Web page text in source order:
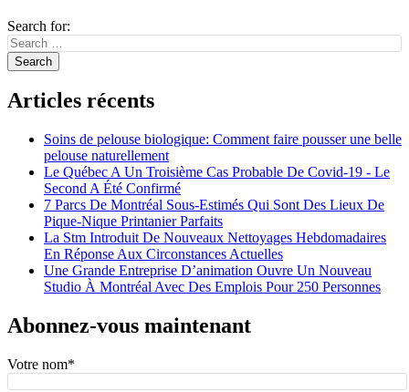
Search for:
Articles récents
Soins de pelouse biologique: Comment faire pousser une belle
pelouse naturellement
Le Québec A Un Troisième Cas Probable De Covid-19 - Le
Second A Été Confirmé
7 Parcs De Montréal Sous-Estimés Qui Sont Des Lieux De
Pique-Nique Printanier Parfaits
La Stm Introduit De Nouveaux Nettoyages Hebdomadaires
En Réponse Aux Circonstances Actuelles
Une Grande Entreprise D’animation Ouvre Un Nouveau
Studio À Montréal Avec Des Emplois Pour 250 Personnes
Abonnez-vous maintenant
Votre nom*